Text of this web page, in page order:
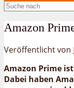
Amazon
Veröffentlicht von
Amazon Prime
Dabei haben